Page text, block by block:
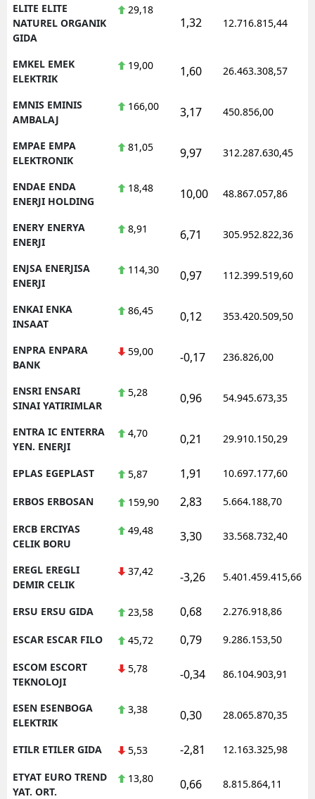
ELITE ELITE
NATUREL ORGANIK
GIDA
29,18
1,32 12.716.815,44
EMKEL EMEK
ELEKTRIK
19,00 1,60 26.463.308,57
EMNIS EMINIS
AMBALAJ
166,00 3,17 450.856,00
EMPAE EMPA
ELEKTRONIK
81,05 9,97 312.287.630,45
ENDAE ENDA
ENERJI HOLDING
18,48 10,00 48.867.057,86
ENERY ENERYA
ENERJI
8,91 6,71 305.952.822,36
ENJSA ENERJISA
ENERJI
114,30 0,97 112.399.519,60
ENKAI ENKA
INSAAT
86,45 0,12 353.420.509,50
ENPRA ENPARA
BANK
59,00 -0,17 236.826,00
ENSRI ENSARI
SINAI YATIRIMLAR
5,28 0,96 54.945.673,35
ENTRA IC ENTERRA
YEN. ENERJI
4,70 0,21 29.910.150,29
EPLAS EGEPLAST 5,87 1,91 10.697.177,60
ERBOS ERBOSAN 159,90 2,83 5.664.188,70
ERCB ERCIYAS
CELIK BORU
49,48 3,30 33.568.732,40
EREGL EREGLI
DEMIR CELIK
37,42 -3,26 5.401.459.415,66
ERSU ERSU GIDA 23,58 0,68 2.276.918,86
ESCAR ESCAR FILO 45,72 0,79 9.286.153,50
ESCOM ESCORT
TEKNOLOJI
5,78 -0,34 86.104.903,91
ESEN ESENBOGA
ELEKTRIK
3,38 0,30 28.065.870,35
ETILR ETILER GIDA 5,53 -2,81 12.163.325,98
ETYAT EURO TREND
YAT. ORT.
13,80 0,66 8.815.864,11